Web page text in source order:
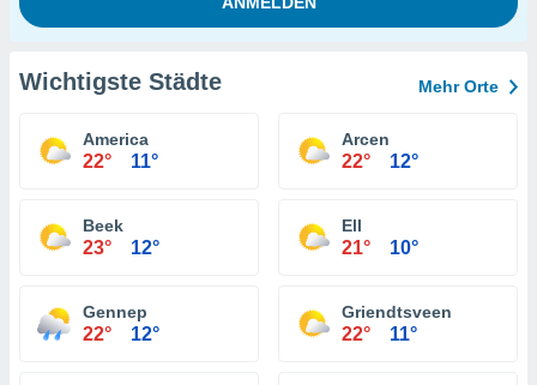
Wichtigste Städte Mehr Orte
America
22° 11°
Arcen
22° 12°
Beek
23° 12°
Ell
21° 10°
Gennep
22° 12°
Griendtsveen
22° 11°